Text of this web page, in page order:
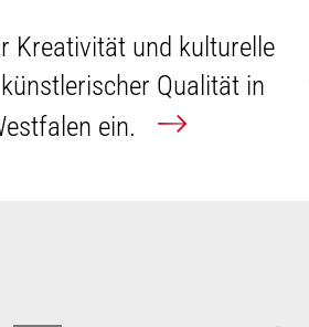
Kreativität und kulturelle
Qualität in
ein.